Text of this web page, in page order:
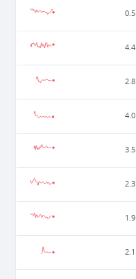
0.5
4.4
2.8
4.0
3.5
2.3
1.9
2.1